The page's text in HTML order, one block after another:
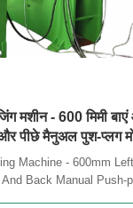
मशीन - 600 मिमी
पीछे मैनुअल पुश-प्लग
Machine - 600mm
Back Manual Push-